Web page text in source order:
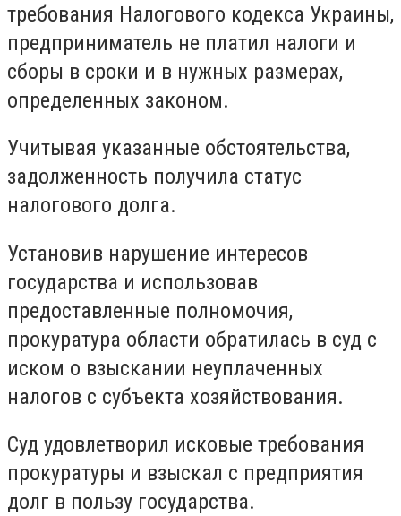
требования Налогового кодекса Украины,
предприниматель не платил налоги и
сборы в сроки и в нужных размерах,
определенных законом.
Учитывая указанные обстоятельства,
задолженность получила статус
налогового долга.
Установив нарушение интересов
государства и использовав
предоставленные полномочия,
прокуратура области обратилась в суд с
иском о взыскании неуплаченных
налогов с субъекта хозяйствования.
Суд удовлетворил исковые требования
прокуратуры и взыскал с предприятия
долг в пользу государства.